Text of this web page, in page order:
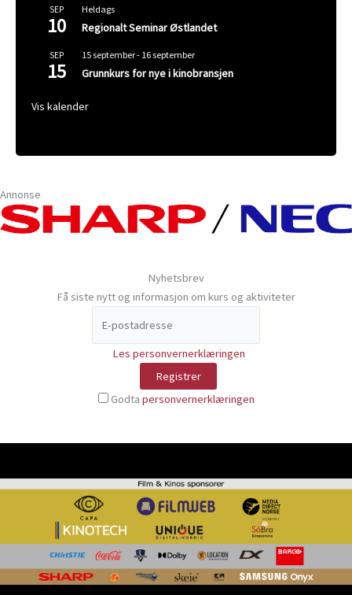
SEP
10
Heldags
Regionalt Seminar Østlandet
SEP
15
15 september- 16 september
Grunnkurs for nye i kinobransjen
Vis kalender
Annonse
Nyhetsbrev
Få siste nytt og informasjon om kurs og aktiviteter
Les personvernerklæringen
Godta personvernerklæringen